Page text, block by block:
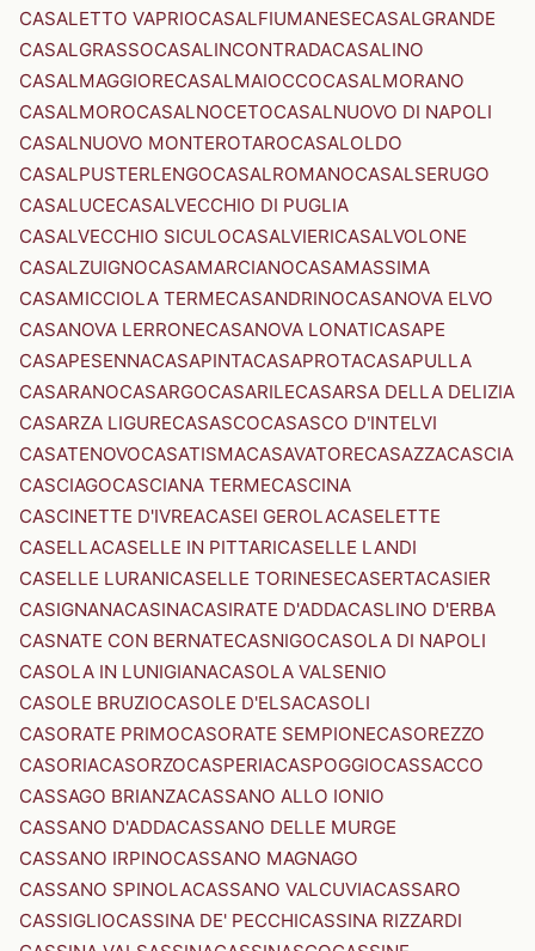
CASALETTO VAPRIOCASALFIUMANESECASALGRANDE
CASALGRASSOCASALINCONTRADACASALINO
CASALMAGGIORECASALMAIOCCOCASALMORANO
CASALMOROCASALNOCETOCASALNUOVO DI NAPOLI
CASALNUOVO MONTEROTAROCASALOLDO
CASALPUSTERLENGOCASALROMANOCASALSERUGO
CASALUCECASALVECCHIO DI PUGLIA
CASALVECCHIO SICULOCASALVIERICASALVOLONE
CASALZUIGNOCASAMARCIANOCASAMASSIMA
CASAMICCIOLA TERMECASANDRINOCASANOVA ELVO
CASANOVA LERRONECASANOVA LONATICASAPE
CASAPESENNACASAPINTACASAPROTACASAPULLA
CASARANOCASARGOCASARILECASARSA DELLA DELIZIA
CASARZA LIGURECASASCOCASASCO D'INTELVI
CASATENOVOCASATISMACASAVATORECASAZZACASCIA
CASCIAGOCASCIANA TERMECASCINA
CASCINETTE D'IVREACASEI GEROLACASELETTE
CASELLACASELLE IN PITTARICASELLE LANDI
CASELLE LURANICASELLE TORINESECASERTACASIER
CASIGNANACASINACASIRATE D'ADDACASLINO D'ERBA
CASNATE CON BERNATECASNIGOCASOLA DI NAPOLI
CASOLA IN LUNIGIANACASOLA VALSENIO
CASOLE BRUZIOCASOLE D'ELSACASOLI
CASORATE PRIMOCASORATE SEMPIONECASOREZZO
CASORIACASORZOCASPERIACASPOGGIOCASSACCO
CASSAGO BRIANZACASSANO ALLO IONIO
CASSANO D'ADDACASSANO DELLE MURGE
CASSANO IRPINOCASSANO MAGNAGO
CASSANO SPINOLACASSANO VALCUVIACASSARO
CASSIGLIOCASSINA DE' PECCHICASSINA RIZZARDI